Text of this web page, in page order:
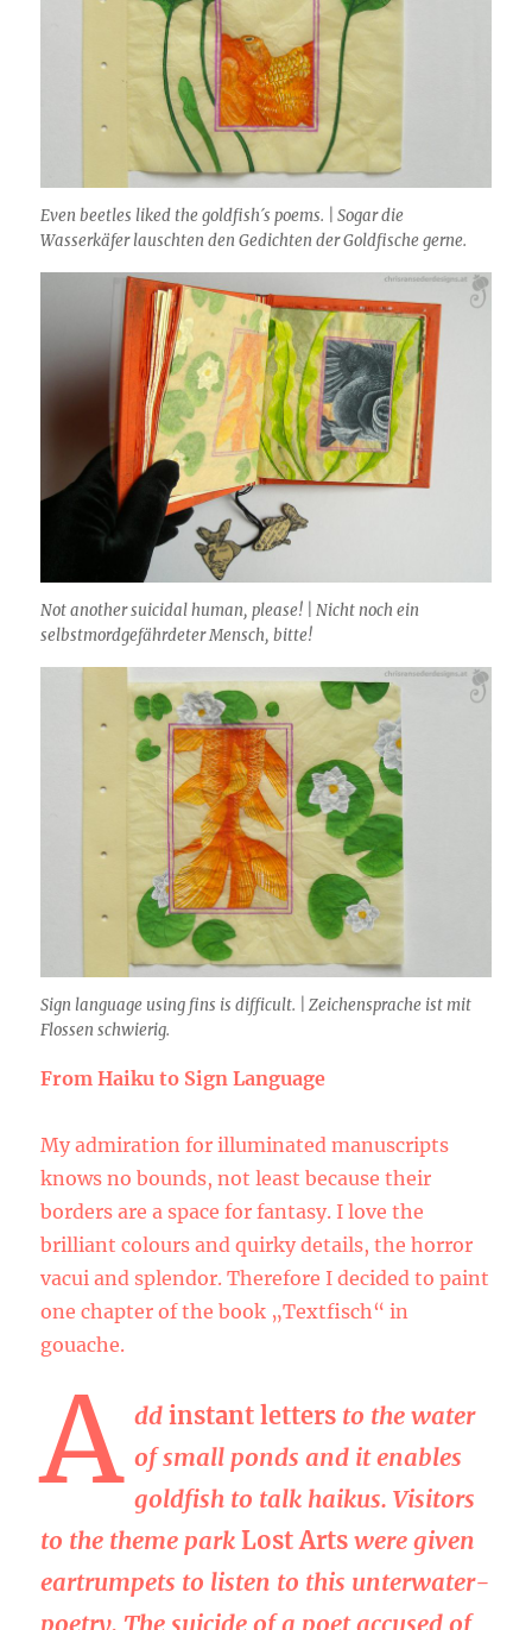
Even beetles liked the goldfish´s poems. | Sogar die
Wasserkäfer lauschten den Gedichten der Goldfische gerne.
Not another suicidal human, please! | Nicht noch ein
selbstmordgefährdeter Mensch, bitte!
Sign language using fins is difficult. | Zeichensprache ist mit
Flossen schwierig.
From Haiku to Sign Language
My admiration for illuminated manuscripts
knows no bounds, not least because their
borders are a space for fantasy. I love the
brilliant colours and quirky details, the horror
vacui and splendor. Therefore I decided to paint
one chapter of the book „Textfisch“ in
gouache.
A ddinstant letters to the water
of small ponds and it enables
goldfish to talk haikus. Visitors
to the theme parkLost Arts were given
eartrumpets to listen to this unterwater-
poetry. The suicide of a poet accused of